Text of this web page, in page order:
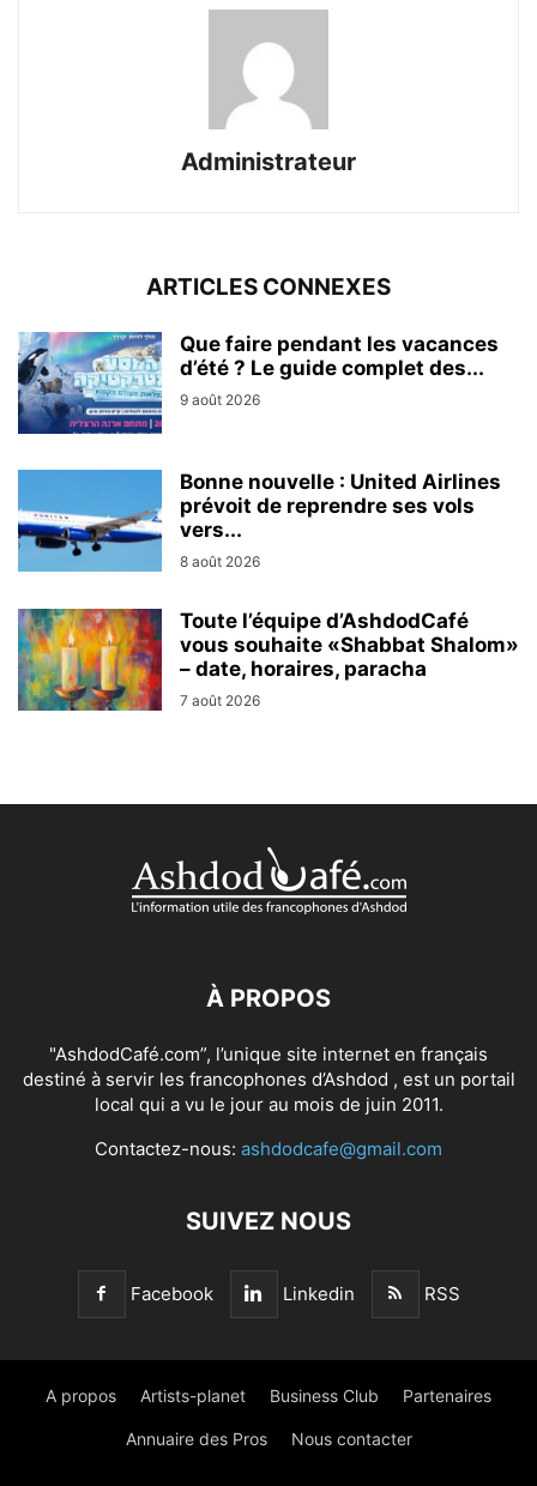
Administrateur
ARTICLES CONNEXES
Que faire pendant les vacances
d’été ? Le guide complet des...
9 août 2026
Bonne nouvelle : United Airlines
prévoit de reprendre ses vols
vers...
8 août 2026
Toute l’équipe d’AshdodCafé
vous souhaite «Shabbat Shalom»
– date, horaires, paracha
7 août 2026
À PROPOS
"AshdodCafé.com”, l’unique site internet en français
destiné à servir les francophones d’Ashdod , est un portail
local qui a vu le jour au mois de juin 2011.
Contactez-nous: ashdodcafe@gmail.com
SUIVEZ NOUS
Facebook Linkedin RSS
A propos Artists-planet Business Club Partenaires
Annuaire des Pros Nous contacter